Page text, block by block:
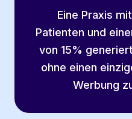
Eine Praxis
Patienten und
von 15%
ohne einen
Werbung